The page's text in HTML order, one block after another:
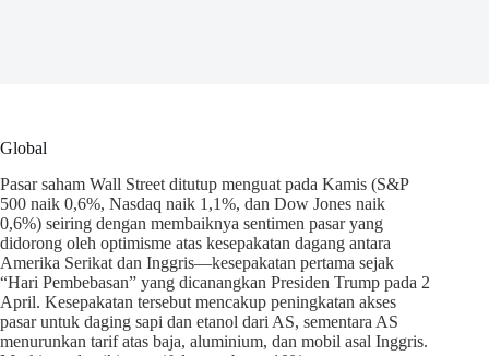
Global
Pasar saham Wall Street ditutup menguat pada Kamis (S&P
500 naik 0,6%, Nasdaq naik 1,1%, dan Dow Jones naik
0,6%) seiring dengan membaiknya sentimen pasar yang
didorong oleh optimisme atas kesepakatan dagang antara
Amerika Serikat dan Inggris—kesepakatan pertama sejak
“Hari Pembebasan” yang dicanangkan Presiden Trump pada 2
April. Kesepakatan tersebut mencakup peningkatan akses
pasar untuk daging sapi dan etanol dari AS, sementara AS
menurunkan tarif atas baja, aluminium, dan mobil asal Inggris.